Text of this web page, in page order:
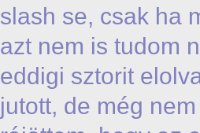
slash se, csak ha
azt nem is tudom
eddigi sztorit
jutott, de még